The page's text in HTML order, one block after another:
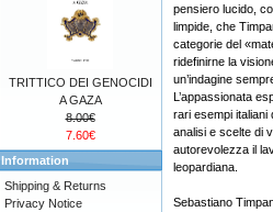
pensiero lucido,
limpide, che
categorie del
ridefinirne la
un’indagine
L’appassionata
rari esempi italiani
analisi e scelte di
autorevolezza il
leopardiana.
Sebastiano
TRITTICO DEI GENOCIDI
A GAZA
8.00€
7.60€
Information
Shipping & Returns
Privacy Notice